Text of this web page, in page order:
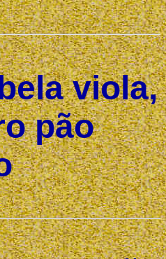
viola,
pão